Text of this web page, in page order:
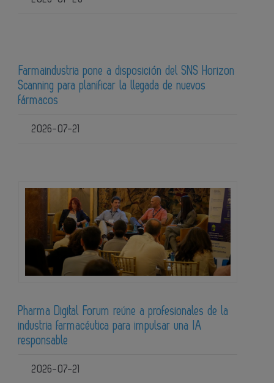
Farmaindustria pone a disposición del SNS Horizon
Scanning para planificar la llegada de nuevos
fármacos
2026-07-21
Pharma Digital Forum reúne a profesionales de la
industria farmacéutica para impulsar una IA
responsable
2026-07-21